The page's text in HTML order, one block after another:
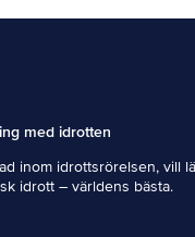
med idrotten
inom idrottsrörelsen, vill
idrott – världens bästa.